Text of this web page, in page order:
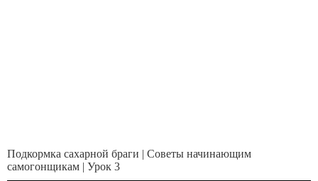
Подкормка сахарной браги | Советы начинающим
самогонщикам | Урок 3